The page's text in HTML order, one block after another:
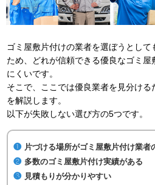
ゴミ屋敷片付けの業者を選ぼうとし
ため、どれが信頼できる優良なゴミ屋
にくいです。
そこで、ここでは優良業者を見分け
を解説します。
以下が失敗しない選び方の5つです。
片づける場所がゴミ屋敷片付け業者
多数のゴミ屋敷片付け実績がある
見積もりが分かりやすい